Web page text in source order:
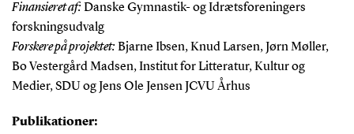
Finansieret af: Danske Gymnastik- og Idrætsforeningers
forskningsudvalg
Forskere på projektet: Bjarne Ibsen, Knud Larsen, Jørn Møller,
Bo Vestergård Madsen, Institut for Litteratur, Kultur og
Medier, SDU og Jens Ole Jensen JCVU Århus
Publikationer: